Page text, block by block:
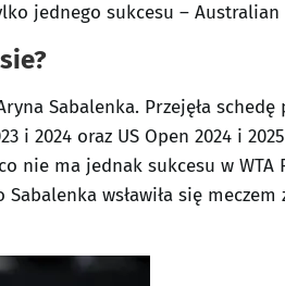
jednego sukcesu – Australian
Sabalenka. Przejęła schedę
i 2024 oraz US Open 2024 i
nie ma jednak sukcesu w WTA
wsławiła się meczem